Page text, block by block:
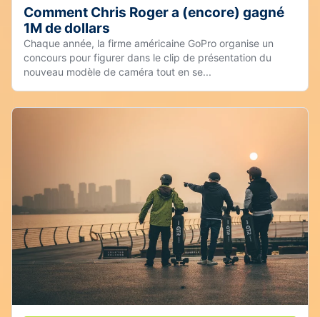
Comment Chris Roger a (encore) gagné
1M de dollars
Chaque année, la firme américaine GoPro organise un
concours pour figurer dans le clip de présentation du
nouveau modèle de caméra tout en se...